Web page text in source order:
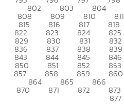
802 803 804
808 809 810 811
815 816 817 818
822 823 824 825
829 830 831 832
836 837 838 839
843 844 845 846
850 851 852 853
857 858 859 860
864 865 866
870 871 872 873
877